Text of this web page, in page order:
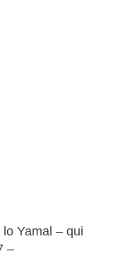
Yamal – qui
–